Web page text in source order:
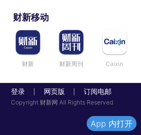
财新移动
财新 财新周刊 Caixin
登录 网页版 订阅电邮
Copyright 财新网 All Rights Reserved
App 内打开